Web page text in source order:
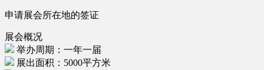
申请展会所在地的签证
展会概况
举办周期：一年一届
展出面积：5000平方米